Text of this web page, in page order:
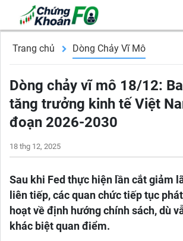
Trang chủ Dòng Chảy Vĩ Mô
Dòng chảy vĩ mô 18/12:
tăng trưởng kinh tế Việt
đoạn 2026-2030
18 thg 12, 2025
Sau khi Fed thực hiện lần cắt giảm
liên tiếp, các quan chức tiếp tục
hoạt về định hướng chính sách, dù
khác biệt quan điểm.